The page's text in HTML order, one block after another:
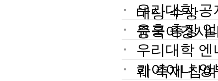
대상 수상
우리대학 공
중국어경시
유홍 총장
우리대학
훼 축제 참여
가이아나